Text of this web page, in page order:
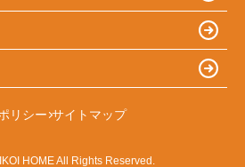
リシー サイトマップ
HOME All Rights Reserved.